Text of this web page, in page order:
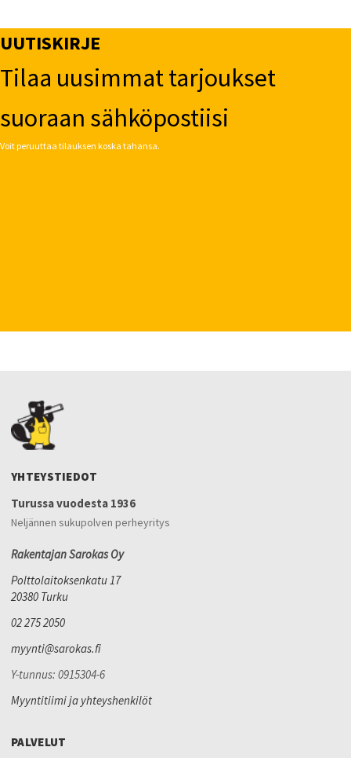
UUTISKIRJE
Tilaa uusimmat tarjoukset
suoraan sähköpostiisi
Voit peruuttaa tilauksen koska tahansa.
YHTEYSTIEDOT
Turussa vuodesta 1936
Neljännen sukupolven perheyritys
Rakentajan Sarokas Oy
Polttolaitoksenkatu 17
20380 Turku
02 275 2050
myynti@sarokas.fi
Y-tunnus: 0915304-6
Myyntitiimi ja yhteyshenkilöt
PALVELUT